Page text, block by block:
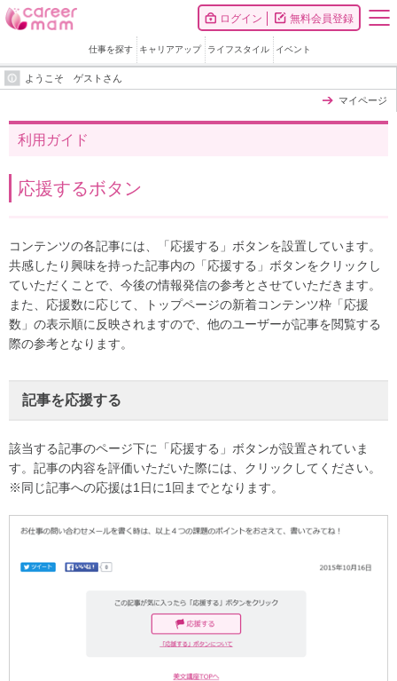
ログイン 無料会員登録
仕事を探す キャリアアップ ライフスタイル イベント
ようこそ ゲストさん
マイページ
利用ガイド
応援するボタン
コンテンツの各記事には、「応援する」ボタンを設置しています。
共感したり興味を持った記事内の「応援する」ボタンをクリックし
ていただくことで、今後の情報発信の参考とさせていただきます。
また、応援数に応じて、トップページの新着コンテンツ枠「応援
数」の表示順に反映されますので、他のユーザーが記事を閲覧する
際の参考となります。
記事を応援する
該当する記事のページ下に「応援する」ボタンが設置されていま
す。記事の内容を評価いただいた際には、クリックしてください。
※同じ記事への応援は1日に1回までとなります。